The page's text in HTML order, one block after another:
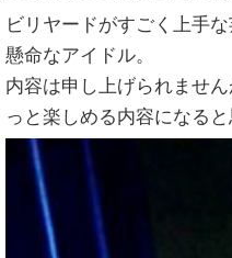
ビリヤードがすごく上手
懸命なアイドル。
内容は申し上げられませ
っと楽しめる内容になると